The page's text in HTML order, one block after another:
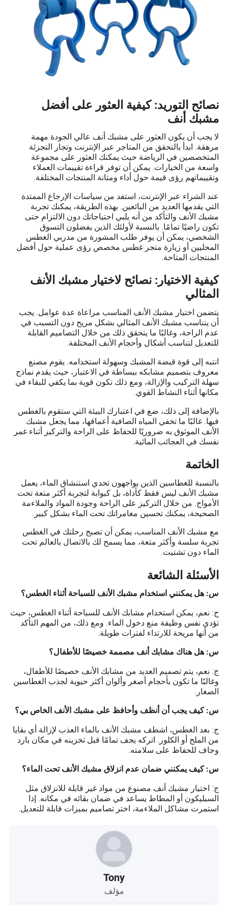
نصائح التوريد: كيفية العثور على أفضل
مشبك أنف
لا يجب أن يكون العثور على مشبك أنف عالي الجودة مهمة
مرهقة. ابدأ بالتحقق من المتاجر عبر الإنترنت وتجار التجزئة
المتخصصين في الرياضة حيث يمكنك العثور على مجموعة
واسعة من الخيارات. يمكن أن توفر قراءة تقييمات العملاء
وتقييماتهم رؤى قيمة حول أداء ومتانة المنتجات المختلفة.
عند الشراء عبر الإنترنت، استفد من سياسات الإرجاع الممتدة
التي يقدمها العديد من البائعين. بهذه الطريقة، يمكنك تجربة
مشبك الأنف والتأكد من أنه يلبي احتياجاتك دون الالتزام حتى
تكون راضيًا تمامًا. بالنسبة لأولئك الذين يفضلون التسوق
الشخصي، يمكن أن يوفر طلب المشورة من مدربي الغطس
المحليين أو زيارة متجر غطس مخصص رؤى عملية حول أفضل
المنتجات المتاحة.
كيفية الاختيار: نصائح لاختيار مشبك الأنف
المثالي
يتضمن اختيار مشبك الأنف المناسب مراعاة عدة عوامل. يجب
أن يتناسب مشبك الأنف المثالي بشكل مريح دون التسبب في
عدم الراحة، وغالبًا ما يتحقق ذلك من خلال التصاميم القابلة
للتعديل لتناسب أشكال وأحجام الأنف المختلفة.
انتبه إلى قوة قبضة المشبك وسهولة استخدامه. يقوم مصنع
معروف بتصميم مشابكه ببساطة في الاعتبار، حيث يقدم نماذج
سهلة التركيب والإزالة، ومع ذلك تكون قوية بما يكفي للبقاء في
مكانها أثناء النشاط القوي.
بالإضافة إلى ذلك، ضع في اعتبارك البيئة التي ستقوم بالغطس
فيها. غالبًا ما تخفي المياه الصافية أعماقها، مما يجعل مشبك
الأنف الموثوق به ضروريًا للحفاظ على الراحة والتركيز أثناء غمر
نفسك في العجائب المائية.
الخاتمة
بالنسبة للغطاسين الذين يواجهون تحدي استنشاق الماء، يعمل
مشبك الأنف ليس فقط كأداة، بل كبوابة لتجربة أكثر متعة تحت
الأمواج. من خلال التركيز على الراحة وجودة المواد والملاءمة
الصحيحة، يمكنك تحسين مغامراتك تحت الماء بشكل كبير.
مع مشبك الأنف المناسب، يمكن أن تصبح رحلتك في الغطس
تجربة سلسة وأكثر متعة، مما يسمح لك بالاتصال بالعالم تحت
الماء دون تشتيت.
الأسئلة الشائعة
س: هل يمكنني استخدام مشبك الأنف للسباحة أثناء الغطس؟
ج: نعم، يمكن استخدام مشابك الأنف للسباحة أثناء الغطس، حيث
تؤدي نفس وظيفة منع دخول الماء. ومع ذلك، من المهم التأكد
من أنها مريحة للارتداء لفترات طويلة.
س: هل هناك مشابك أنف مصممة خصيصًا للأطفال؟
ج: نعم، يتم تصميم العديد من مشابك الأنف خصيصًا للأطفال،
وغالبًا ما تكون بأحجام أصغر وألوان أكثر حيوية لجذب الغطاسين
الصغار.
س: كيف يجب أن أنظف وأحافظ على مشبك الأنف الخاص بي؟
ج: بعد الغطس، اشطف مشبك الأنف بالماء العذب لإزالة أي بقايا
من الملح أو الكلور. اتركه يجف تمامًا قبل تخزينه في مكان بارد
وجاف للحفاظ على سلامته.
س: كيف يمكنني ضمان عدم انزلاق مشبك الأنف تحت الماء؟
ج: اختيار مشبك أنف مصنوع من مواد غير قابلة للانزلاق مثل
السيليكون أو المطاط يساعد في ضمان بقائه في مكانه. إذا
استمرت مشاكل الملاءمة، اختر تصاميم بميزات قابلة للتعديل.
Tony
مؤلف